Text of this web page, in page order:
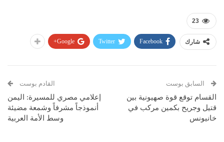
23
شارك Facebook
Twitter
Google+
السابق بوست
القسام توقع قوة صهيونية بين
قتيل وجريح بكمين مركب في
خانيونس
القادم بوست
إعلامي مصري للمسيرة: اليمن
أنموذجاً مشرفاً وشمعة مضيئة
وسط الأمة العربية